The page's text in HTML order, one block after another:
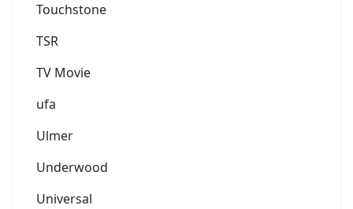
Touchstone
TSR
TV Movie
ufa
Ulmer
Underwood
Universal